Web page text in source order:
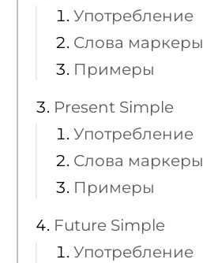
Употребление
Слова маркеры
Примеры
Present Simple
Употребление
Слова маркеры
Примеры
Future Simple
Употребление